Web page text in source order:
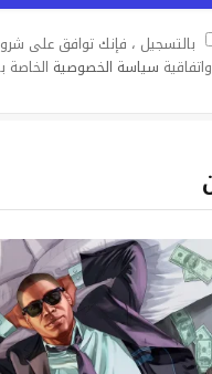
بالتسجيل ، فإنك توافق على
واتفاقية سياسة الخصوصية الخاصة